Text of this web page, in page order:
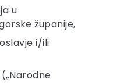
u
županije,
i/ili